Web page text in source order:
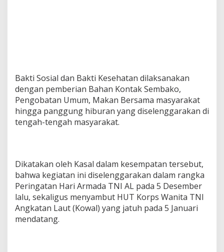
Bakti Sosial dan Bakti Kesehatan dilaksanakan
dengan pemberian Bahan Kontak Sembako,
Pengobatan Umum, Makan Bersama masyarakat
hingga panggung hiburan yang diselenggarakan di
tengah-tengah masyarakat.
Dikatakan oleh Kasal dalam kesempatan tersebut,
bahwa kegiatan ini diselenggarakan dalam rangka
Peringatan Hari Armada TNI AL pada 5 Desember
lalu, sekaligus menyambut HUT Korps Wanita TNI
Angkatan Laut (Kowal) yang jatuh pada 5 Januari
mendatang.